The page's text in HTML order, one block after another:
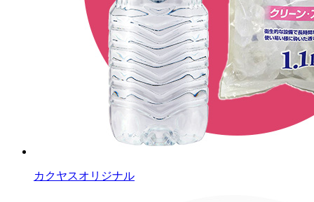
カクヤスオリジナル